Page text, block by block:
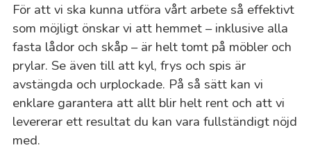
För att vi ska kunna utföra vårt arbete så effektivt
som möjligt önskar vi att hemmet – inklusive alla
fasta lådor och skåp – är helt tomt på möbler och
prylar. Se även till att kyl, frys och spis är
avstängda och urplockade. På så sätt kan vi
enklare garantera att allt blir helt rent och att vi
levererar ett resultat du kan vara fullständigt nöjd
med.